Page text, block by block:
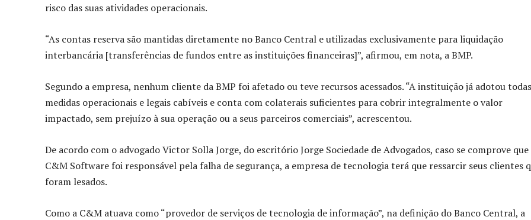
risco das suas atividades operacionais.
“As contas reserva são mantidas diretamente no Banco Central e utilizadas exclusivamente para liquidação
interbancária [transferências de fundos entre as instituições financeiras]”, afirmou, em nota, a BMP.
Segundo a empresa, nenhum cliente da BMP foi afetado ou teve recursos acessados. “A instituição já adotou
medidas operacionais e legais cabíveis e conta com colaterais suficientes para cobrir integralmente o valor
impactado, sem prejuízo à sua operação ou a seus parceiros comerciais”, acrescentou.
De acordo com o advogado Victor Solla Jorge, do escritório Jorge Sociedade de Advogados, caso se comprove que
C&M Software foi responsável pela falha de segurança, a empresa de tecnologia terá que ressarcir seus clientes
foram lesados.
Como a C&M atuava como “provedor de serviços de tecnologia de informação”, na definição do Banco Central, a